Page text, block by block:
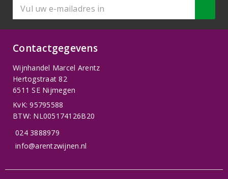
Contactgegevens
Wijnhandel Marcel Arentz
Hertogstraat 82
6511 SE Nijmegen
KvK: 95795588
BTW: NL005174126B20
024 3888979
info@arentzwijnen.nl